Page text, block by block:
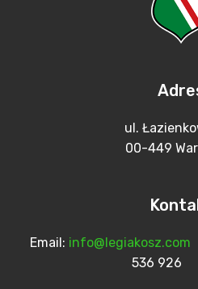
ul.
00-449
Email: info@legiakosz.com
536